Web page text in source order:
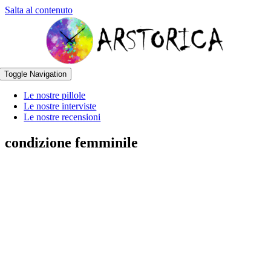
Salta al contenuto
Toggle Navigation
Le nostre pillole
Le nostre interviste
Le nostre recensioni
condizione femminile